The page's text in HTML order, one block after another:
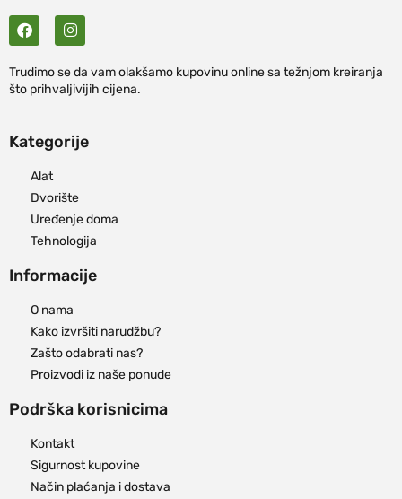
Trudimo se da vam olakšamo kupovinu online sa težnjom kreiranja
što prihvaljivijih cijena.
Kategorije
Alat
Dvorište
Uređenje doma
Tehnologija
Informacije
O nama
Kako izvršiti narudžbu?
Zašto odabrati nas?
Proizvodi iz naše ponude
Podrška korisnicima
Kontakt
Sigurnost kupovine
Način plaćanja i dostava